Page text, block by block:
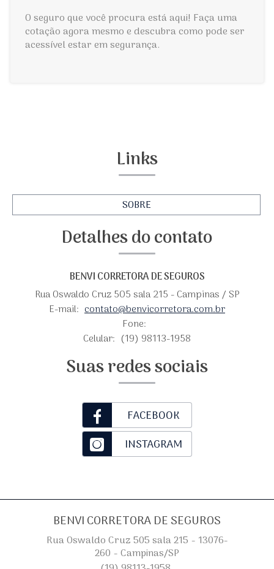
O seguro que você procura está aqui! Faça uma
cotação agora mesmo e descubra como pode ser
acessível estar em segurança.
Links
SOBRE
Detalhes do contato
BENVI CORRETORA DE SEGUROS
Rua Oswaldo Cruz 505 sala 215 - Campinas / SP
E-mail: contato@benvicorretora.com.br
Fone:
Celular: (19) 98113-1958
Suas redes sociais
FACEBOOK
INSTAGRAM
BENVI CORRETORA DE SEGUROS
Rua Oswaldo Cruz 505 sala 215 - 13076-
260 - Campinas/SP